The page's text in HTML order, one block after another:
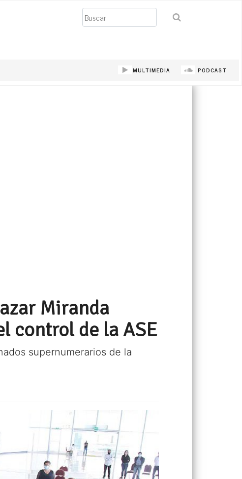
Buscar
MULTIMEDIA PODCAST
Miranda
control de la ASE
supernumerarios de la